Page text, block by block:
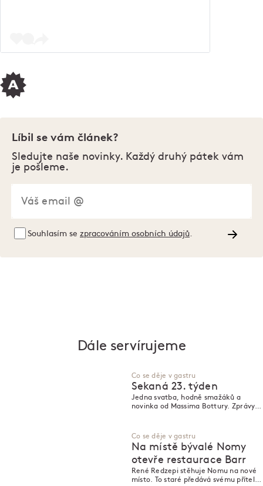
Líbil se vám článek?
Sledujte naše novinky. Každý druhý pátek vám
je pošleme.
Souhlasím se zpracováním osobních údajů
Dále servírujeme
Co se děje v gastru
Sekaná 23. týden
Jedna svatba, hodně smažáků a
novinka od Massima Bottury. Zprávy z
Co se děje v gastru
Na místě bývalé Nomy
otevře restaurace Barr
René Redzepi stěhuje Nomu na nové
místo. To staré předává svému příteli,